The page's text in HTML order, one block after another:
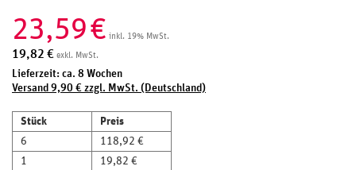
23,59€ inkl. 19% MwSt.
19,82 € exkl. MwSt.
Lieferzeit: ca. 8 Wochen
Versand 9,90 € zzgl. MwSt. (Deutschland)
Stück
Preis
6
118,92 €
1
19,82 €